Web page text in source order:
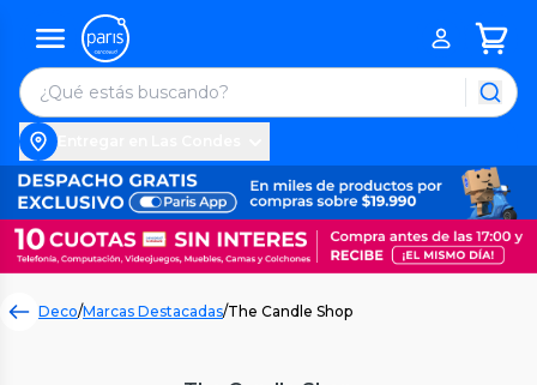
Deco/Marcas Destacadas/The Candle Shop